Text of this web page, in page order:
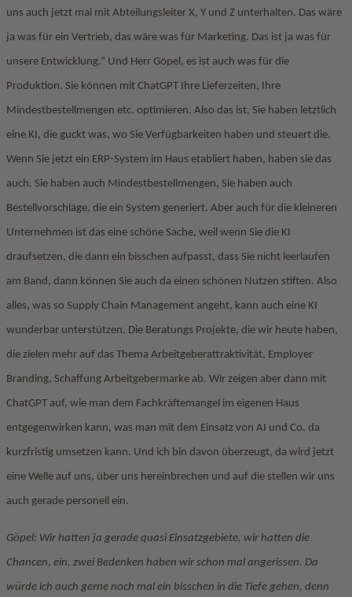
uns auch jetzt mal mit Abteilungsleiter X, Y und Z unterhalten. Das wäre
ja was für ein Vertrieb, das wäre was für Marketing. Das ist ja was für
unsere Entwicklung.“ Und Herr Göpel, es ist auch was für die
Produktion. Sie können mit ChatGPT Ihre Lieferzeiten, Ihre
Mindestbestellmengen etc. optimieren. Also das ist, Sie haben letztlich
eine KI, die guckt was, wo Sie Verfügbarkeiten haben und steuert die.
Wenn Sie jetzt ein ERP-System im Haus etabliert haben, haben sie das
auch. Sie haben auch Mindestbestellmengen, Sie haben auch
Bestellvorschläge, die ein System generiert. Aber auch für die kleineren
Unternehmen ist das eine schöne Sache, weil wenn Sie die KI
draufsetzen, die dann ein bisschen aufpasst, dass Sie nicht leerlaufen
am Band, dann können Sie auch da einen schönen Nutzen stiften. Also
alles, was so Supply Chain Management angeht, kann auch eine KI
wunderbar unterstützen. Die Beratungs Projekte, die wir heute haben,
die zielen mehr auf das Thema Arbeitgeberattraktivität, Employer
Branding, Schaffung Arbeitgebermarke ab. Wir zeigen aber dann mit
ChatGPT auf, wie man dem Fachkräftemangel im eigenen Haus
entgegenwirken kann, was man mit dem Einsatz von AI und Co. da
kurzfristig umsetzen kann. Und ich bin davon überzeugt, da wird jetzt
eine Welle auf uns, über uns hereinbrechen und auf die stellen wir uns
auch gerade personell ein.
Göpel: Wir hatten ja gerade quasi Einsatzgebiete, wir hatten die
Chancen, ein, zwei Bedenken haben wir schon mal angerissen. Da
würde ich auch gerne noch mal ein bisschen in die Tiefe gehen, denn